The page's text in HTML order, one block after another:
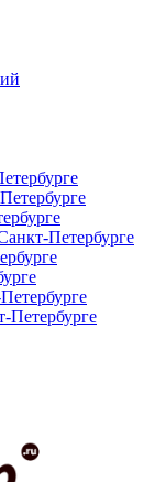
Петербурге
Петербурге